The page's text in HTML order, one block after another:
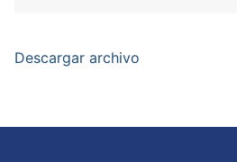
Descargar archivo